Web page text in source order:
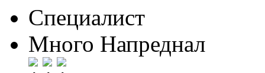
Специалист
Много Напреднал